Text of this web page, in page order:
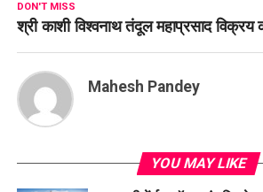
DON'T MISS
श्री काशी विश्वनाथ तंदूल महाप्रसाद
Mahesh Pandey
YOU MAY LIKE